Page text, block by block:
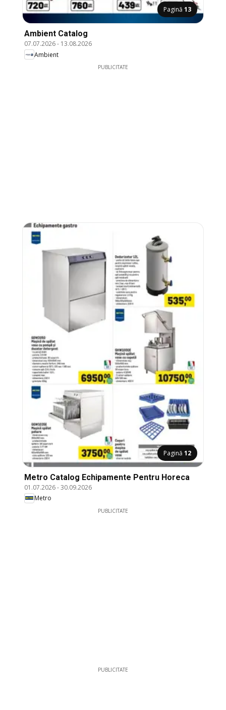
Pagină 13
Ambient Catalog
07.07.2026- 13.08.2026
Ambient
PUBLICITATE
Pagină 12
Metro Catalog Echipamente Pentru Horeca
01.07.2026-30.09.2026
Metro
PUBLICITATE
PUBLICITATE